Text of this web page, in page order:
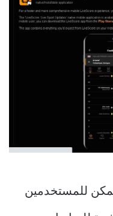
للمستخدمين